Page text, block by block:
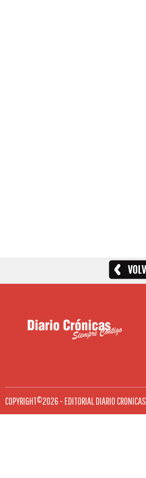
COPYRIGHT©2026 - EDITORIAL DIARIO CRONICAS